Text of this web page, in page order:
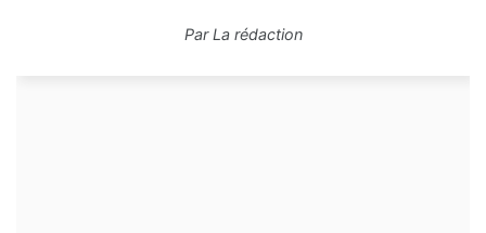
ParLa rédaction